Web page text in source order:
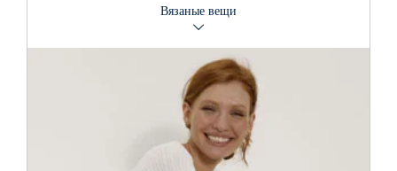
базовых частей гардероба, позволяющая создать
бессчетное количество стильных образов. Особенные
модели подходили для каждого стиля и типа фигуры.
Вязаные вещи